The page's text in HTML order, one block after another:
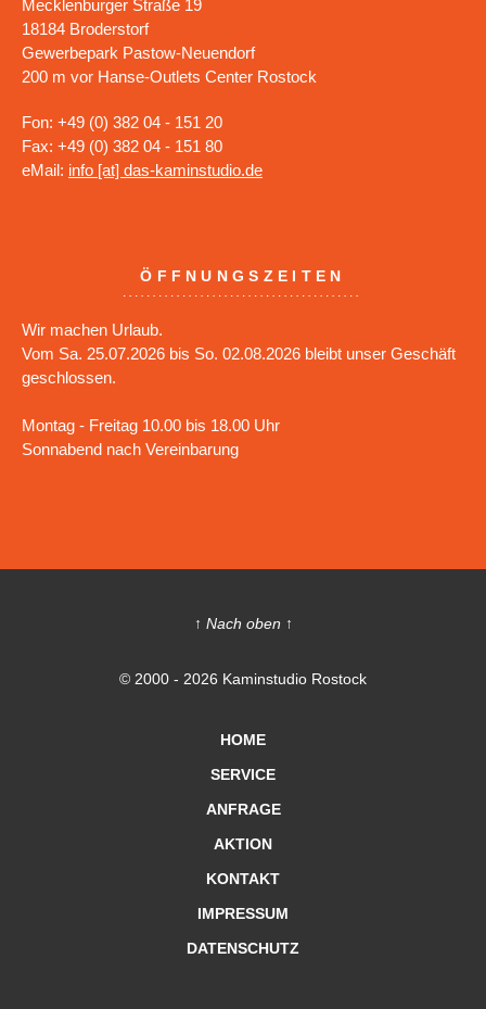
Mecklenburger Straße 19
18184 Broderstorf
Gewerbepark Pastow-Neuendorf
200 m vor Hanse-Outlets Center Rostock
Fon: +49 (0) 382 04 - 151 20
Fax: +49 (0) 382 04 - 151 80
eMail: info [at] das-kaminstudio.de
ÖFFNUNGSZEITEN
Wir machen Urlaub.
Vom Sa. 25.07.2026 bis So. 02.08.2026 bleibt unser Geschäft
geschlossen.
Montag - Freitag 10.00 bis 18.00 Uhr
Sonnabend nach Vereinbarung
↑ Nach oben ↑
© 2000 - 2026 Kaminstudio Rostock
HOME
SERVICE
ANFRAGE
AKTION
KONTAKT
IMPRESSUM
DATENSCHUTZ